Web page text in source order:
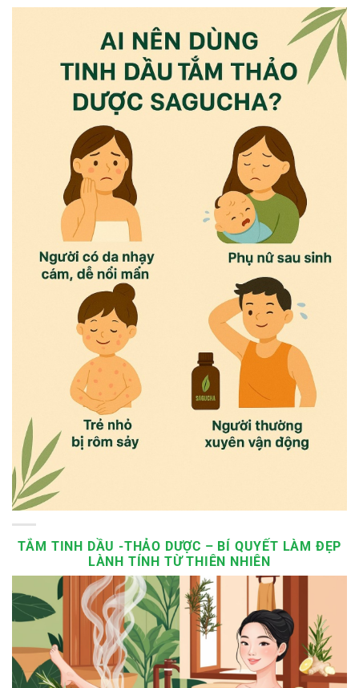
TẮM TINH DẦU -THẢO DƯỢC – BÍ QUYẾT LÀM ĐẸP
LÀNH TÍNH TỪ THIÊN NHIÊN